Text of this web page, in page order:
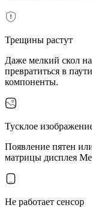
Трещины растут
Даже мелкий скол
превратиться в
компоненты.
Тусклое
Появление пятен
матрицы дисплея
Не работает сенсор